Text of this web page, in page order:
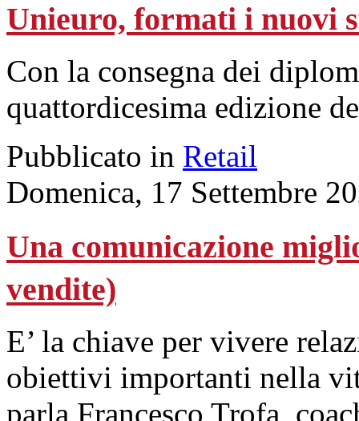
Unieuro, formati i nuovi
Con la consegna dei
quattordicesima edizione
Pubblicato in Retail
Domenica, 17 Settembre
Una comunicazione
vendite)
E’ la chiave per vivere
obiettivi importanti nella
parla Francesco Trofa,